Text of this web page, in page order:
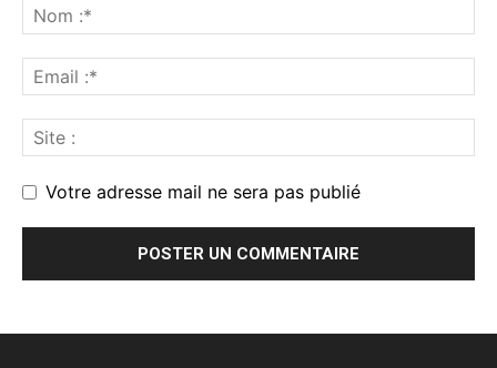
Votre adresse mail ne sera pas publié